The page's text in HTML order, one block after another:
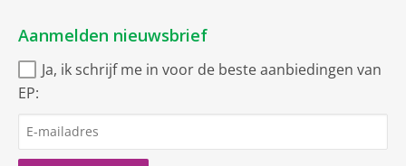
Aanmelden nieuwsbrief
Ja, ik schrijf me in voor de beste aanbiedingen van
EP: